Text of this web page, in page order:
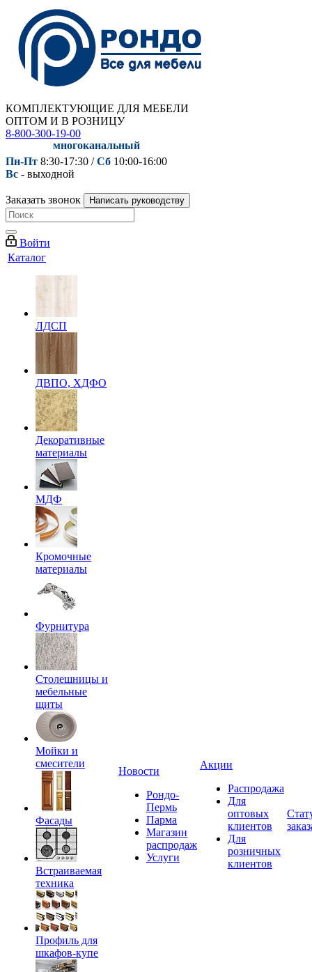
КОМПЛЕКТУЮЩИЕ ДЛЯ МЕБЕЛИ
ОПТОМ И В РОЗНИЦУ
8-800-300-19-00
многоканальный
Пн-Пт 8:30-17:30 /Сб 10:00-16:00
Вс - выходной
Заказать звонок Написать руководству
Войти
Каталог
ЛДСП
ДВПО, ХДФО
Декоративные
материалы
МДФ
Кромочные
материалы
Фурнитура
Столешницы и
мебельные
щиты
Мойки и
смесители
Фасады
Встраиваемая
техника
Профиль для
шкафов-купе
Новости
Рондо-
Пермь
Парма
Магазин
распродаж
Услуги
Акции
Распродажа
Для
оптовых
клиентов
Для
розничных
клиентов